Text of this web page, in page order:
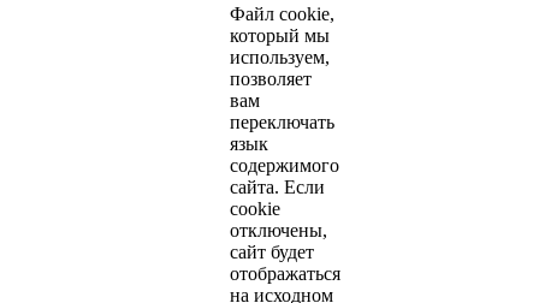
Файл cookie,
который мы
используем,
позволяет
вам
переключать
язык
содержимого
сайта. Если
cookie
отключены,
сайт будет
отображаться
на исходном